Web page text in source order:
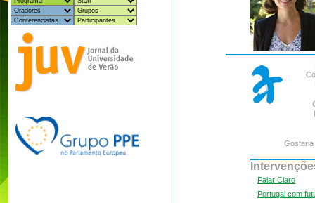
Gostaria
Falar Claro
Portugal com